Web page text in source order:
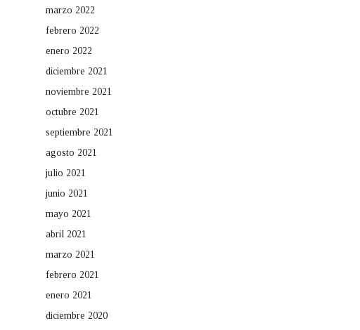
marzo 2022
febrero 2022
enero 2022
diciembre 2021
noviembre 2021
octubre 2021
septiembre 2021
agosto 2021
julio 2021
junio 2021
mayo 2021
abril 2021
marzo 2021
febrero 2021
enero 2021
diciembre 2020